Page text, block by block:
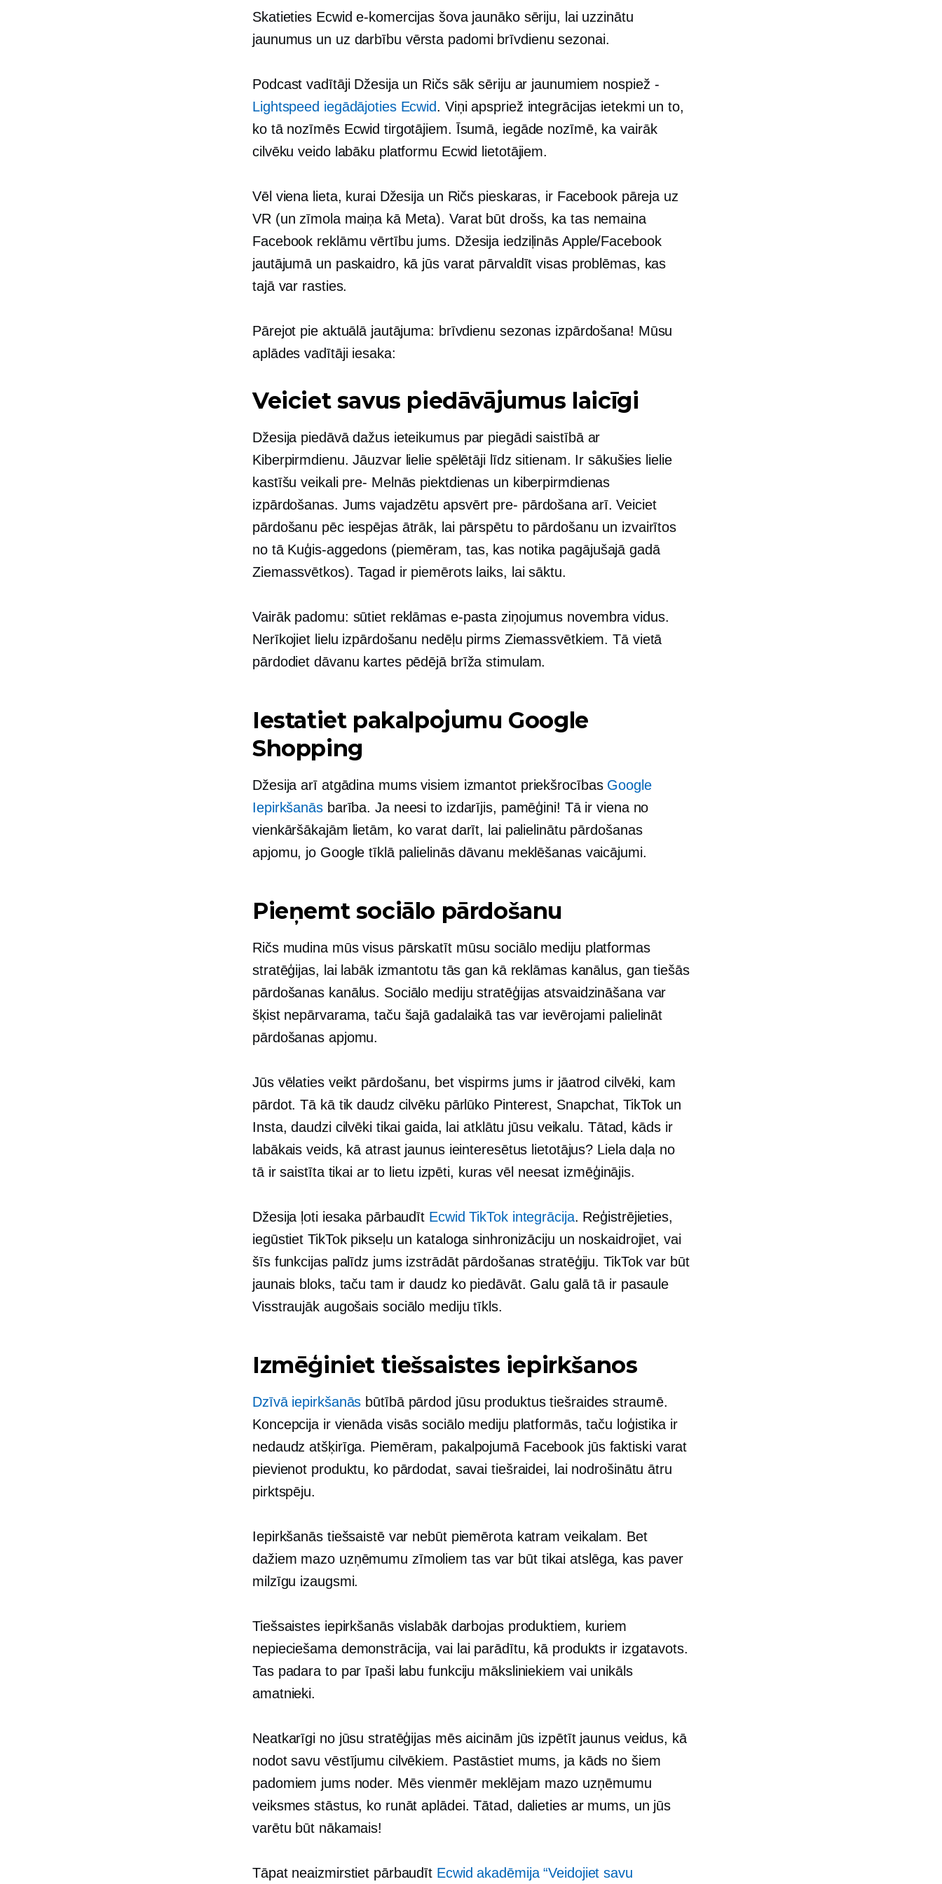
Skatieties Ecwid e-komercijas šova jaunāko sēriju, lai uzzinātu
jaunumus un uz darbību vērsta padomi brīvdienu sezonai.
Podcast vadītāji Džesija un Ričs sāk sēriju ar jaunumiem nospiež -
Lightspeed iegādājoties Ecwid. Viņi apspriež integrācijas ietekmi un to,
ko tā nozīmēs Ecwid tirgotājiem. Īsumā, iegāde nozīmē, ka vairāk
cilvēku veido labāku platformu Ecwid lietotājiem.
Vēl viena lieta, kurai Džesija un Ričs pieskaras, ir Facebook pāreja uz
VR (un zīmola maiņa kā Meta). Varat būt drošs, ka tas nemaina
Facebook reklāmu vērtību jums. Džesija iedziļinās Apple/Facebook
jautājumā un paskaidro, kā jūs varat pārvaldīt visas problēmas, kas
tajā var rasties.
Pārejot pie aktuālā jautājuma: brīvdienu sezonas izpārdošana! Mūsu
aplādes vadītāji iesaka:
Veiciet savus piedāvājumus laicīgi
Džesija piedāvā dažus ieteikumus par piegādi saistībā ar
Kiberpirmdienu. Jāuzvar lielie spēlētāji līdz sitienam. Ir sākušies lielie
kastīšu veikali pre- Melnās piektdienas un kiberpirmdienas
izpārdošanas. Jums vajadzētu apsvērt pre- pārdošana arī. Veiciet
pārdošanu pēc iespējas ātrāk, lai pārspētu to pārdošanu un izvairītos
no tā Kuģis-aggedons (piemēram, tas, kas notika pagājušajā gadā
Ziemassvētkos). Tagad ir piemērots laiks, lai sāktu.
Vairāk padomu: sūtiet reklāmas e-pasta ziņojumus novembra vidus.
Nerīkojiet lielu izpārdošanu nedēļu pirms Ziemassvētkiem. Tā vietā
pārdodiet dāvanu kartes pēdējā brīža stimulam.
Iestatiet pakalpojumu Google
Shopping
Džesija arī atgādina mums visiem izmantot priekšrocības Google
Iepirkšanāsbarība. Ja neesi to izdarījis, pamēģini! Tā ir viena no
vienkāršākajām lietām, ko varat darīt, lai palielinātu pārdošanas
apjomu, jo Google tīklā palielinās dāvanu meklēšanas vaicājumi.
Pieņemt sociālo pārdošanu
Ričs mudina mūs visus pārskatīt mūsu sociālo mediju platformas
stratēģijas, lai labāk izmantotu tās gan kā reklāmas kanālus, gan tiešās
pārdošanas kanālus. Sociālo mediju stratēģijas atsvaidzināšana var
šķist nepārvarama, taču šajā gadalaikā tas var ievērojami palielināt
pārdošanas apjomu.
Jūs vēlaties veikt pārdošanu, bet vispirms jums ir jāatrod cilvēki, kam
pārdot. Tā kā tik daudz cilvēku pārlūko Pinterest, Snapchat, TikTok un
Insta, daudzi cilvēki tikai gaida, lai atklātu jūsu veikalu. Tātad, kāds ir
labākais veids, kā atrast jaunus ieinteresētus lietotājus? Liela daļa no
tā ir saistīta tikai ar to lietu izpēti, kuras vēl neesat izmēģinājis.
Džesija ļoti iesaka pārbaudīt Ecwid TikTok integrācija. Reģistrējieties,
iegūstiet TikTok pikseļu un kataloga sinhronizāciju un noskaidrojiet, vai
šīs funkcijas palīdz jums izstrādāt pārdošanas stratēģiju. TikTok var būt
jaunais bloks, taču tam ir daudz ko piedāvāt. Galu galā tā ir pasaule
Visstraujāk augošais sociālo mediju tīkls.
Izmēģiniet tiešsaistes iepirkšanos
Dzīvā iepirkšanās būtībā pārdod jūsu produktus tiešraides straumē.
Koncepcija ir vienāda visās sociālo mediju platformās, taču loģistika ir
nedaudz atšķirīga. Piemēram, pakalpojumā Facebook jūs faktiski varat
pievienot produktu, ko pārdodat, savai tiešraidei, lai nodrošinātu ātru
pirktspēju.
Iepirkšanās tiešsaistē var nebūt piemērota katram veikalam. Bet
dažiem mazo uzņēmumu zīmoliem tas var būt tikai atslēga, kas paver
milzīgu izaugsmi.
Tiešsaistes iepirkšanās vislabāk darbojas produktiem, kuriem
nepieciešama demonstrācija, vai lai parādītu, kā produkts ir izgatavots.
Tas padara to par īpaši labu funkciju māksliniekiem vai unikāls
amatnieki.
Neatkarīgi no jūsu stratēģijas mēs aicinām jūs izpētīt jaunus veidus, kā
nodot savu vēstījumu cilvēkiem. Pastāstiet mums, ja kāds no šiem
padomiem jums noder. Mēs vienmēr meklējam mazo uzņēmumu
veiksmes stāstus, ko runāt aplādei. Tātad, dalieties ar mums, un jūs
varētu būt nākamais!
Tāpat neaizmirstiet pārbaudīt Ecwid akadēmija “Veidojiet savu